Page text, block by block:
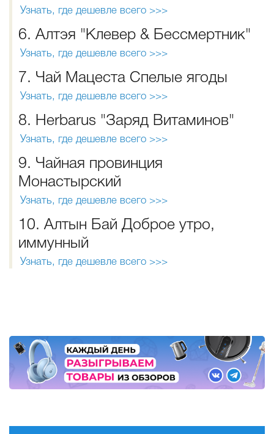
Узнать, где дешевле всего >>>
6. Алтэя "Клевер & Бессмертник"
Узнать, где дешевле всего >>>
7. Чай Мацеста Спелые ягоды
Узнать, где дешевле всего >>>
8. Herbarus "Заряд Витаминов"
Узнать, где дешевле всего >>>
9. Чайная провинция
Монастырский
Узнать, где дешевле всего >>>
10. Алтын Бай Доброе утро,
иммунный
Узнать, где дешевле всего >>>